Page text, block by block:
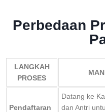
Perbedaan
LANGKAH
PROSES
Pendaftaran
Datang ke
dan Antri